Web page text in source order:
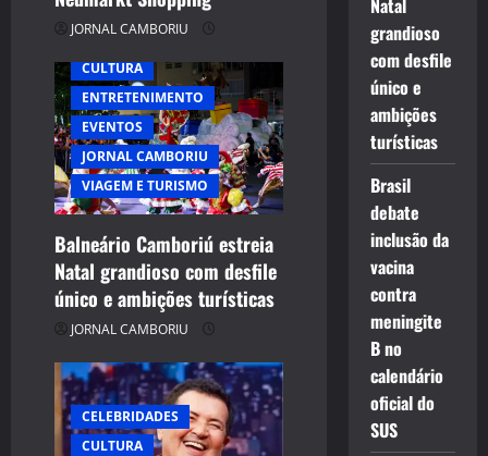
JORNAL CAMBORIU
CULTURA
ENTRETENIMENTO
EVENTOS
JORNAL CAMBORIU
VIAGEM E TURISMO
Balneário Camboriú estreia
Natal grandioso com desfile
único e ambições turísticas
JORNAL CAMBORIU
CELEBRIDADES
CULTURA
Natal
grandioso
com desfile
único e
ambições
turísticas
Brasil
debate
inclusão da
vacina
contra
meningite
B no
calendário
oficial do
SUS